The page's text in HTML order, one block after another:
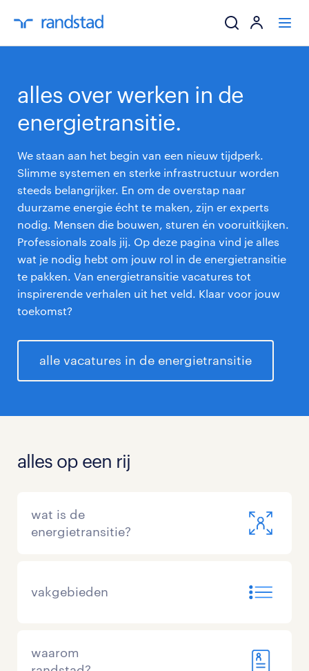
ik zoek een
mijn carrière
over randstad
alles over werken in de
energietransitie.
We staan aan het begin van een nieuw tijdperk.
Slimme systemen en sterke infrastructuur worden
steeds belangrijker. En om de overstap naar
duurzame energie écht te maken, zijn er experts
nodig. Mensen die bouwen, sturen én vooruitkijken.
Professionals zoals jij. Op deze pagina vind je alles
wat je nodig hebt om jouw rol in de energietransitie
te pakken. Van energietransitie vacatures tot
inspirerende verhalen uit het veld. Klaar voor jouw
toekomst?
alle vacatures in de energietransitie
alles op een rij
wat is de
energietransitie?
vakgebieden
waarom